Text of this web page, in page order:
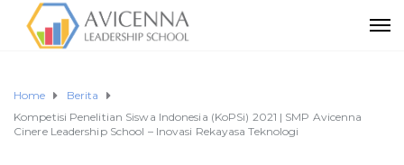
Home
Berita
Kompetisi Penelitian Siswa Indonesia (KoPSi) 2021 | SMP Avicenna
Cinere Leadership School – Inovasi Rekayasa Teknologi